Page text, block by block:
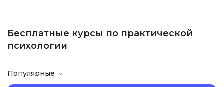
Бесплатные курсы по практической
психологии
Популярные